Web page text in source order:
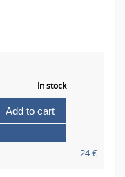
In stock
Add to cart
24 €